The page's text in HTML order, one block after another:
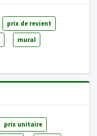
prix de revient
mural
prix unitaire